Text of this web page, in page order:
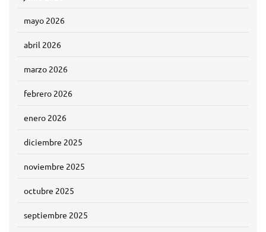
mayo 2026
abril 2026
marzo 2026
febrero 2026
enero 2026
diciembre 2025
noviembre 2025
octubre 2025
septiembre 2025